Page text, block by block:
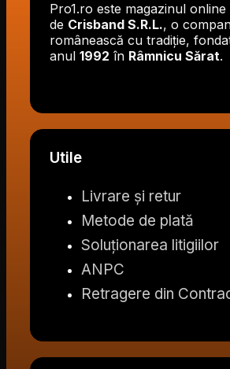
Pro1.ro este magazinul
de Crisband S.R.L., o
românească cu tradiție,
anul 1992 în Râmnicu Sărat.
Utile
Livrare și retur
Metode de plată
Soluționarea litigiilor
ANPC
Retragere din